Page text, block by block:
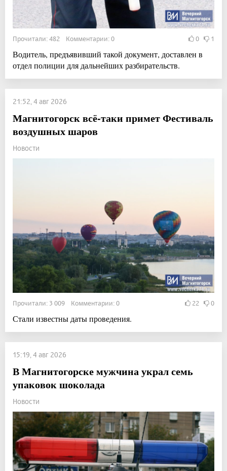
Прочитали: 482 Комментарии: 0 0 1
Водитель, предъявивший такой документ, доставлен в
отдел полиции для дальнейших разбирательств.
21:52, 4 авг 2026
Магнитогорск всё-таки примет Фестиваль
воздушных шаров
Новости
Прочитали: 3 009 Комментарии: 0 22 0
Стали известны даты проведения.
15:19, 4 авг 2026
В Магнитогорске мужчина украл семь
упаковок шоколада
Новости